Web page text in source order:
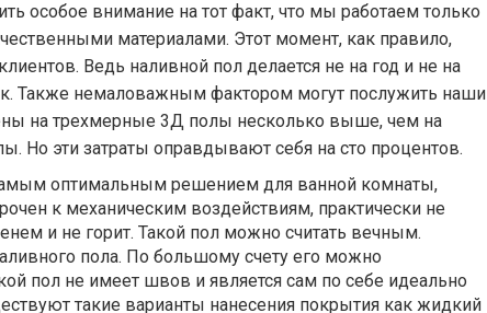
особое внимание на тот факт, что мы работаем только
материалами. Этот момент, как правило,
Ведь наливной пол делается не на год и не на
Также немаловажным фактором могут послужить наши
на трехмерные 3Д полы несколько выше, чем на
эти затраты оправдывают себя на сто процентов.
оптимальным решением для ванной комнаты,
к механическим воздействиям, практически не
и не горит. Такой пол можно считать вечным.
пола. По большому счету его можно
пол не имеет швов и является сам по себе идеально
такие варианты нанесения покрытия как жидкий